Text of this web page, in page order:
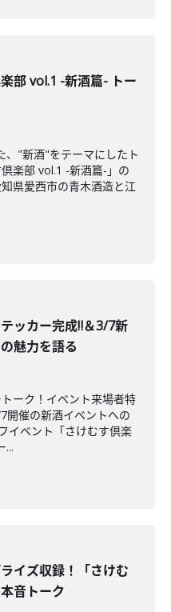
部 vol.1 -新酒篇- トー
、"新酒"をテーマにしたト
楽部 vol.1 -新酒篇-」の
県愛西市の青木酒造と江
ッカー完成‼＆3/7新
魅力を語る
ーク！イベント来場者特
開催の新酒イベントへの
イベント「さけむす倶楽
...
イズ収録！「さけむ
音トーク